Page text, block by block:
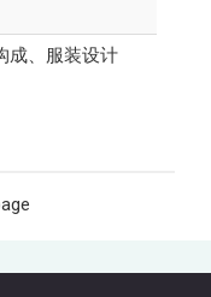
成、服装设计